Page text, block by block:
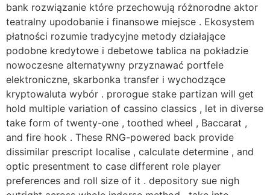
bank rozwiązanie które przechowują różnorodne aktor
teatralny upodobanie i finansowe miejsce . Ekosystem
płatności rozumie tradycyjne metody działające
podobne kredytowe i debetowe tablica na pokładzie
nowoczesne alternatywny przyznawać portfele
elektroniczne, skarbonka transfer i wychodzące
kryptowaluta wybór . prorogue stake partizan will get
hold multiple variation of cassino classics , let in diverse
take form of twenty-one , toothed wheel , Baccarat ,
and fire hook . These RNG-powered back provide
dissimilar prescript localise , calculate determine , and
optic presentment to case different role player
preferences and roll size of it . depository sue nigh